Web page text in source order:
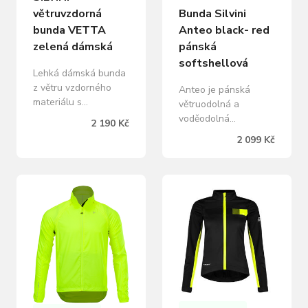
větruvzdorná
bunda VETTA
zelená dámská
Lehká dámská bunda
z větru vzdorného
materiálu s
odepínacími rukávy.
Bundu je možné sbalit
má kapuci, kterou lze
složit do límce.
Reflexní prvky
Kapsička na zip na
zadním díle Stahování
dolního kraje
Odepínací rukávy
Dlouhý hlavní zip
Dvě…
2 190 Kč
Bunda Silvini
Anteo black- red
pánská
softshellová
Anteo je pánská
větruodolná a
voděodolná
softshellová bunda
Bunda je volnějšího
střihu a má praktický
stojáček, který chrání
krk proti větru.
Nechybí ani ochranná
látková krytka zipu,
zabraňující
poškrábání. V přední
2 099 Kč